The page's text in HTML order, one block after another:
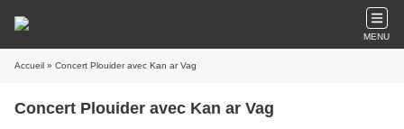
MENU
Accueil » Concert Plouider avec Kan ar Vag
Concert Plouider avec Kan ar Vag